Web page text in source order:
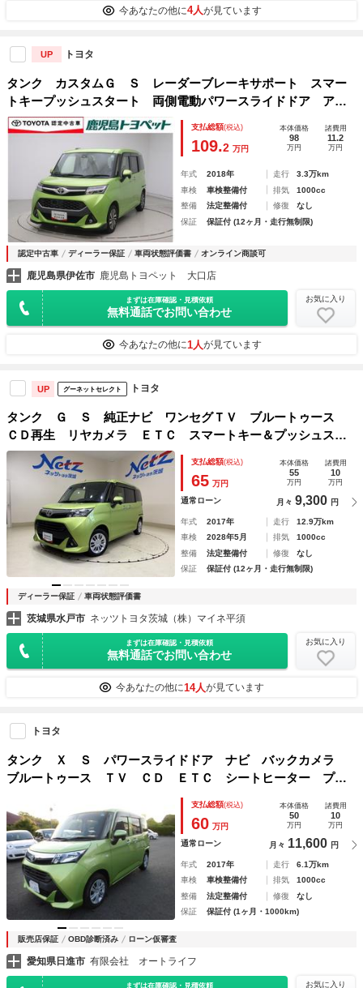
今あなたの他に4人が見ています
UP トヨタ
タンク カスタムＧ Ｓ レーダーブレーキサポート スマー
トキープッシュスタート 両側電動パワースライドドア アル
ミホイル イモビライザー ナビ＆ＴＶ キーレス ＬＥＤヘ
ッドライト ＡＢＳ １オーナ ウォークスルー フルセグ
支払総額(税込)
109.2 万円
本体価格
98
万円
諸費用
11.2
万円
年式 2018年 走行
3.3万km
車検
車検整備付 排気
1000cc
整備
法定整備付 修復
なし
保証
保証付 (12ヶ月・走行無制限)
認定中古車 ディーラー保証 車両状態評価書 オンライン商談可
鹿児島県伊佐市 鹿児島トヨペット 大口店
まずは在庫確認・見積依頼
無料通話でお問い合わせ
お気に入り
今あなたの他に1人が見ています
UP グーネットセレクト トヨタ
タンク Ｇ Ｓ 純正ナビ ワンセグＴＶ ブルートゥース
ＣＤ再生 リヤカメラ ＥＴＣ スマートキー＆プッシュスタ
ート オートエアコン アイドリングストップ クルーズコン
トロール 両側電動ドア スマートアシスト
支払総額(税込)
65 万円
本体価格
55
万円
諸費用
10
万円
通常ローン 月々 9,300 円
年式 2017年 走行
12.9万km
車検
2028年5月 排気
1000cc
整備
法定整備付 修復
なし
保証
保証付 (12ヶ月・走行無制限)
ディーラー保証 車両状態評価書
茨城県水戸市 ネッツトヨタ茨城（株）マイネ平須
まずは在庫確認・見積依頼
無料通話でお問い合わせ
お気に入り
今あなたの他に14人が見ています
トヨタ
タンク Ｘ Ｓ パワースライドドア ナビ バックカメラ
ブルートゥース ＴＶ ＣＤ ＥＴＣ シートヒーター プッ
支払総額(税込)
60 万円
本体価格
50
万円
諸費用
10
万円
通常ローン 月々 11,600 円
年式 2017年 走行
6.1万km
車検
車検整備付 排気
1000cc
整備
法定整備付 修復
なし
保証
保証付 (1ヶ月・1000km)
販売店保証 OBD診断済み ローン仮審査
愛知県日進市 有限会社 オートライフ
まずは在庫確認・見積依頼 お気に入り